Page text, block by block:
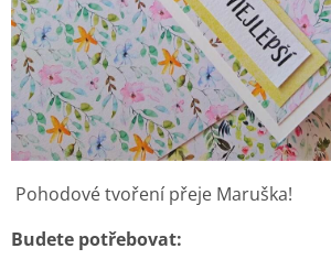
Pohodové tvoření přeje Maruška!
Budete potřebovat: